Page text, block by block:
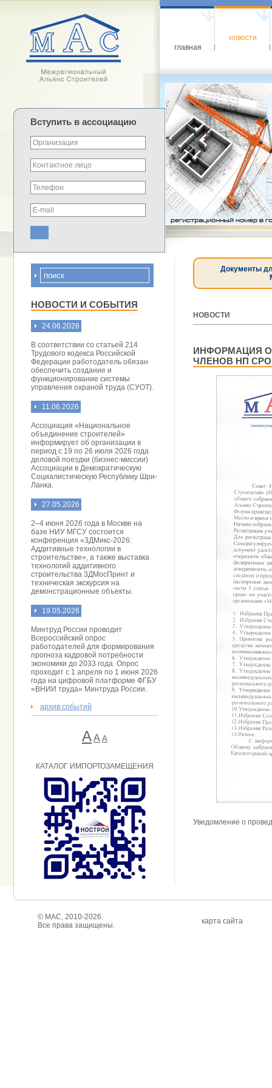
главная
новости
Вступить в ассоциацию
НОВОСТИ И СОБЫТИЯ
24.06.2026
В соответствии со статьей 214
Трудового кодекса Российской
Федерации работодатель обязан
обеспечить создание и
функционирование системы
управления охраной труда (СУОТ).
11.06.2026
Ассоциация «Национальное
объединение строителей»
информирует об организации в
период с 19 по 26 июля 2026 года
деловой поездки (бизнес-миссии)
Ассоциации в Демократическую
Социалистическую Республику Шри-
Ланка.
27.05.2026
2–4 июня 2026 года в Москве на
базе НИУ МГСУ состоится
конференция «3ДМикс-2026:
Аддитивные технологии в
строительстве», а также выставка
технологий аддитивного
строительства 3ДМосПринт и
техническая экскурсия на
демонстрационные объекты.
19.05.2026
Минтруд России проводит
Всероссийский опрос
работодателей для формирования
прогноза кадровой потребности
экономики до 2033 года. Опрос
проходит с 1 апреля по 1 июня 2026
года на цифровой платформе ФГБУ
«ВНИИ труда» Минтруда России.
архив событий
АA А
КАТАЛОГ ИМПОРТОЗАМЕЩЕНИЯ
Документы
НОВОСТИ
ИНФОРМАЦИЯ
ЧЛЕНОВ НП
Уведомление о
© МАС, 2010-2026.
Все права защищены.
карта сайта